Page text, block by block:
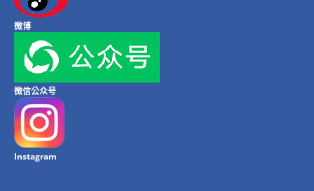
微博
微信公众号
Instagram